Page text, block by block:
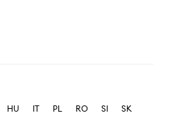
HU IT PL RO SI
SK